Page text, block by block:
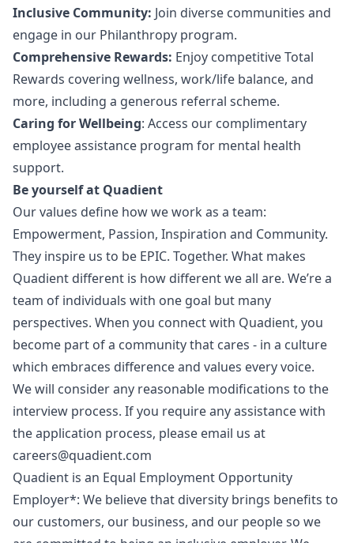
Inclusive Community: Join diverse communities and
engage in our Philanthropy program.
Comprehensive Rewards: Enjoy competitive Total
Rewards covering wellness, work/life balance, and
more, including a generous referral scheme.
Caring for Wellbeing: Access our complimentary
employee assistance program for mental health
support.
Be yourself at Quadient
Our values define how we work as a team:
Empowerment, Passion, Inspiration and Community.
They inspire us to be EPIC. Together. What makes
Quadient different is how different we all are. We’re a
team of individuals with one goal but many
perspectives. When you connect with Quadient, you
become part of a community that cares - in a culture
which embraces difference and values every voice.
We will consider any reasonable modifications to the
interview process. If you require any assistance with
the application process, please email us at
careers@quadient.com
Quadient is an Equal Employment Opportunity
Employer*: We believe that diversity brings benefits to
our customers, our business, and our people so we